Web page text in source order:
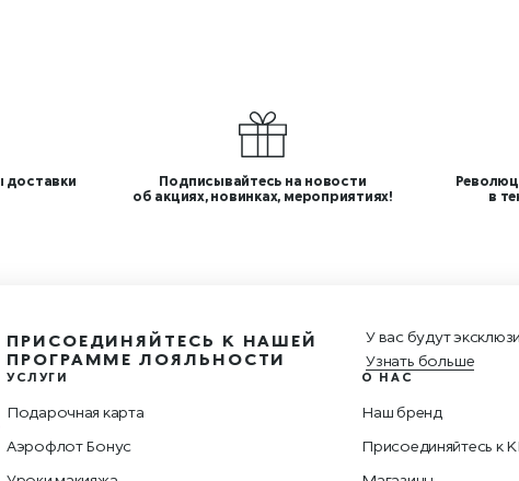
доставки
Подписывайтесь на новости
об акциях, новинках, мероприятиях!
в
ПРИСОЕДИНЯЙТЕСЬ К НАШЕЙ
ПРОГРАММЕ ЛОЯЛЬНОСТИ
У вас будут
Узнать больше
УСЛУГИ
Подарочная карта
Аэрофлот Бонус
О НАС
Наш бренд
Присоединяйтесь к